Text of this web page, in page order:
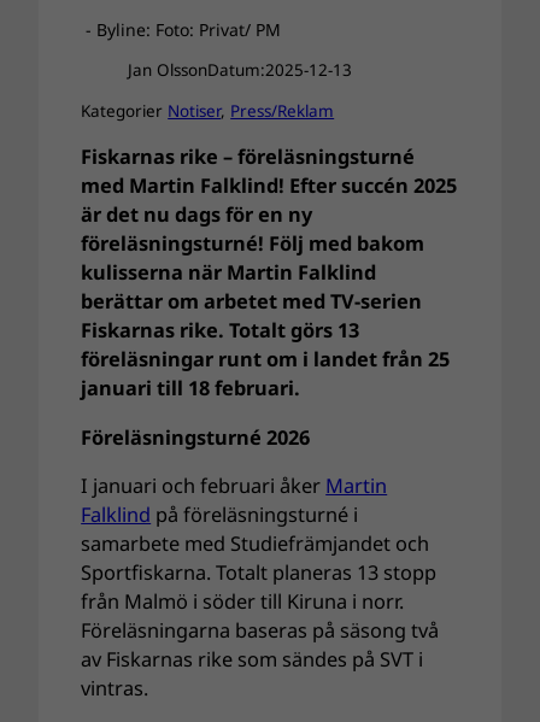
- Byline: Foto: Privat/ PM
Jan OlssonDatum:2025-12-13
Kategorier Notiser, Press/Reklam
Fiskarnas rike – föreläsningsturné
med Martin Falklind! Efter succén 2025
är det nu dags för en ny
föreläsningsturné! Följ med bakom
kulisserna när Martin Falklind
berättar om arbetet med TV-serien
Fiskarnas rike. Totalt görs 13
föreläsningar runt om i landet från 25
januari till 18 februari.
Föreläsningsturné 2026
I januari och februari åker Martin
Falklind på föreläsningsturné i
samarbete med Studiefrämjandet och
Sportfiskarna. Totalt planeras 13 stopp
från Malmö i söder till Kiruna i norr.
Föreläsningarna baseras på säsong två
av Fiskarnas rike som sändes på SVT i
vintras.